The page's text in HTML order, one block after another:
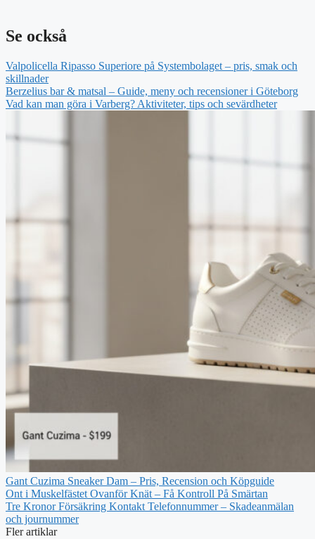
Se också
Valpolicella Ripasso Superiore på Systembolaget – pris, smak och
skillnader
Berzelius bar & matsal – Guide, meny och recensioner i Göteborg
Vad kan man göra i Varberg? Aktiviteter, tips och sevärdheter
Gant Cuzima Sneaker Dam – Pris, Recension och Köpguide
Ont i Muskelfästet Ovanför Knät – Få Kontroll På Smärtan
Tre Kronor Försäkring Kontakt Telefonnummer – Skadeanmälan
och journummer
Fler artiklar